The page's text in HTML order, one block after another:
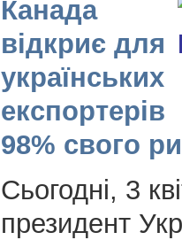
Канада
відкриє для
українських
експортерів
98% свого
Сьогодні, 3
президент